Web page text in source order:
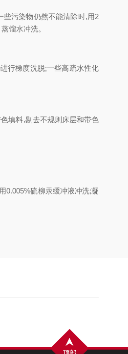
些污染物仍然不能清除时,用2
馏水冲洗。
行梯度洗脱;一些高疏水性化
填料,剔去不规则床层和带色
0.005%硫柳汞缓冲液冲洗;凝